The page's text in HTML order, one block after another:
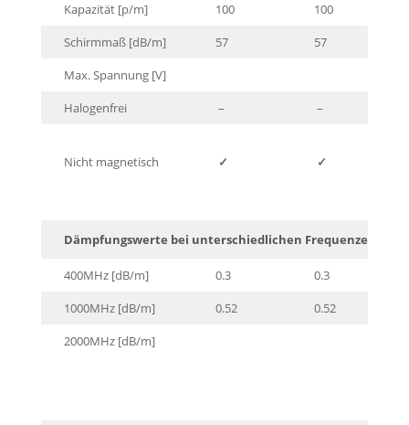
Kapazität [p/m] 100
100
Schirmmaß [dB/m]
57
57
Max. Spannung [V]
Halogenfrei
– –
Nicht magnetisch ✓ ✓
Dämpfungswerte bei unterschiedlichen Frequenzen
400MHz [dB/m] 0.3
0.3
1000MHz [dB/m]
0.52
0.52
2000MHz [dB/m]